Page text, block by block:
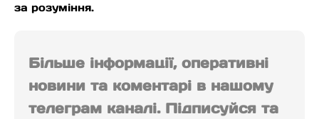
за розуміння.
Більше інформації, оперативні
новини та коментарі в нашому
телеграм каналі. Підписуйся та